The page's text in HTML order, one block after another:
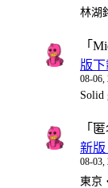
林湖
「
版下
08-06,
「
新版
08-03,
東京